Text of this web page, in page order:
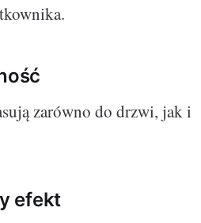
zarówno do drzwi, jak i
efekt